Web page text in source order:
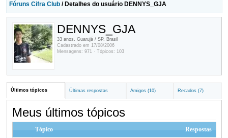
Fóruns Cifra Club/ Detalhes do usuário DENNYS_GJA
DENNYS_GJA
33 anos, Guarujá / SP, Brasil
Cadastrado em 17/08/2006
Mensagens: 971 · Tópicos: 103
Últimos tópicos Últimas respostas Amigos (10) Recados (7)
Meus últimos tópicos
Tópico Respostas